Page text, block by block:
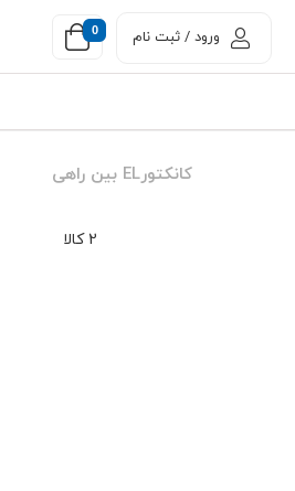
0 ورود / ثبت نام
کانکتورEL بین راهی
2 کالا